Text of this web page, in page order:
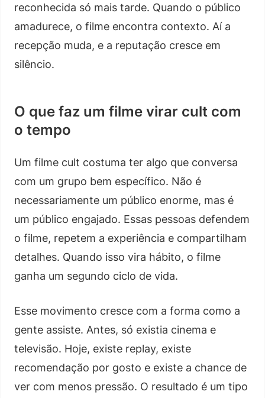
reconhecida só mais tarde. Quando o público
amadurece, o filme encontra contexto. Aí a
recepção muda, e a reputação cresce em
silêncio.
O que faz um filme virar cult com
o tempo
Um filme cult costuma ter algo que conversa
com um grupo bem específico. Não é
necessariamente um público enorme, mas é
um público engajado. Essas pessoas defendem
o filme, repetem a experiência e compartilham
detalhes. Quando isso vira hábito, o filme
ganha um segundo ciclo de vida.
Esse movimento cresce com a forma como a
gente assiste. Antes, só existia cinema e
televisão. Hoje, existe replay, existe
recomendação por gosto e existe a chance de
ver com menos pressão. O resultado é um tipo